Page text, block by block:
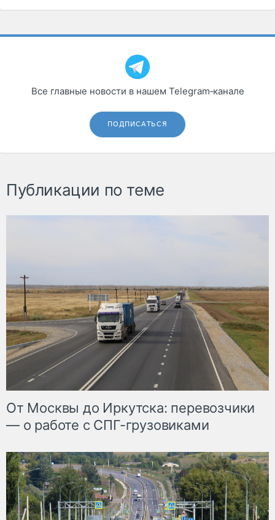
Все главные новости в нашем Telegram‑канале
ПОДПИСАТЬСЯ
Публикации по теме
От Москвы до Иркутска: перевозчики
— о работе с СПГ-грузовиками